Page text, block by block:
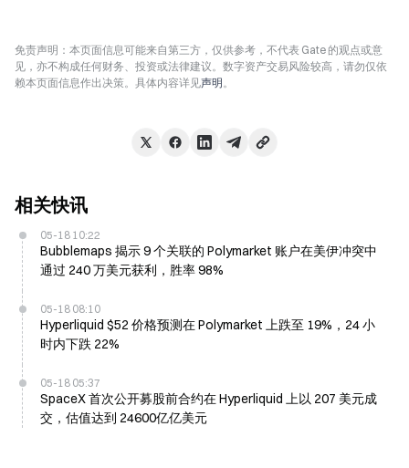
免责声明：本页面信息可能来自第三方，仅供参考，不代表 Gate 的观点或意
见，亦不构成任何财务、投资或法律建议。数字资产交易风险较高，请勿仅依
赖本页面信息作出决策。具体内容详见声明。
相关快讯
05-18 10:22
Bubblemaps 揭示 9 个关联的 Polymarket 账户在美伊冲突中
通过 240 万美元获利，胜率 98%
05-18 08:10
Hyperliquid $52 价格预测在 Polymarket 上跌至 19%，24 小
时内下跌 22%
05-18 05:37
SpaceX 首次公开募股前合约在 Hyperliquid 上以 207 美元成
交，估值达到 24600亿亿美元